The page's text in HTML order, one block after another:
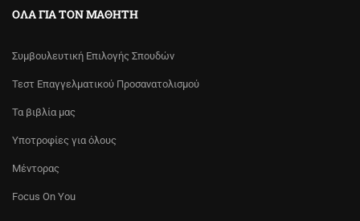
ΌΛΑ ΓΙΑ ΤΟΝ ΜΑΘΗΤΉ
Συμβουλευτική Επιλογής Σπουδών
Τεστ Επαγγελματικού Προσανατολισμού
Τα βιβλία μας
Υποτροφίες για όλους
Μέντορας
Focus On You